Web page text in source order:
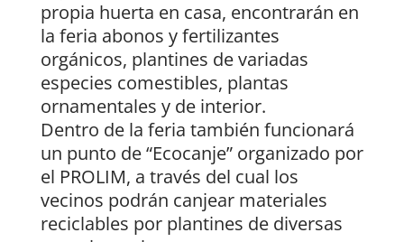
propia huerta en casa, encontrarán en
la feria abonos y fertilizantes
orgánicos, plantines de variadas
especies comestibles, plantas
ornamentales y de interior.
Dentro de la feria también funcionará
un punto de “Ecocanje” organizado por
el PROLIM, a través del cual los
vecinos podrán canjear materiales
reciclables por plantines de diversas